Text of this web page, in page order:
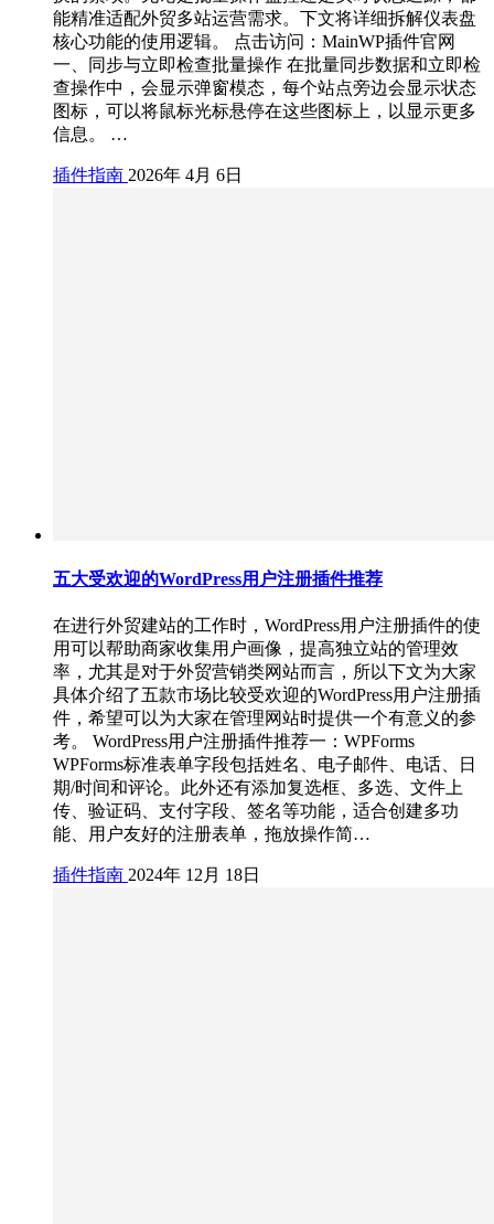
能精准适配外贸多站运营需求。下文将详细拆解仪表盘
核心功能的使用逻辑。 点击访问：MainWP插件官网
一、同步与立即检查批量操作 在批量同步数据和立即检
查操作中，会显示弹窗模态，每个站点旁边会显示状态
图标，可以将鼠标光标悬停在这些图标上，以显示更多
信息。 …
插件指南 2026年 4月 6日
五大受欢迎的WordPress用户注册插件推荐
在进行外贸建站的工作时，WordPress用户注册插件的使
用可以帮助商家收集用户画像，提高独立站的管理效
率，尤其是对于外贸营销类网站而言，所以下文为大家
具体介绍了五款市场比较受欢迎的WordPress用户注册插
件，希望可以为大家在管理网站时提供一个有意义的参
考。 WordPress用户注册插件推荐一：WPForms
WPForms标准表单字段包括姓名、电子邮件、电话、日
期/时间和评论。此外还有添加复选框、多选、文件上
传、验证码、支付字段、签名等功能，适合创建多功
能、用户友好的注册表单，拖放操作简…
插件指南 2024年 12月 18日